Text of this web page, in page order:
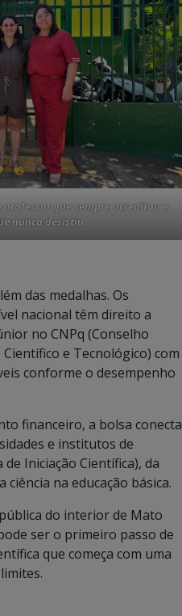
que sempre acreditou e
nunca desistiu
das medalhas. Os
nacional têm direito a
no CNPq (Conselho
e Tecnológico) com
conforme o desempenho
financeiro, a bolsa conecta
e institutos de
Iniciação Científica), da
na educação básica.
do interior de Mato
ser o primeiro passo de
que começa com uma